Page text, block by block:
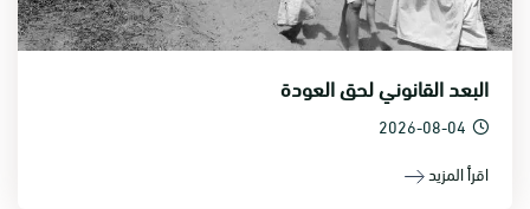
البعد القانوني لحق العودة
2026-08-04
اقرأ المزيد